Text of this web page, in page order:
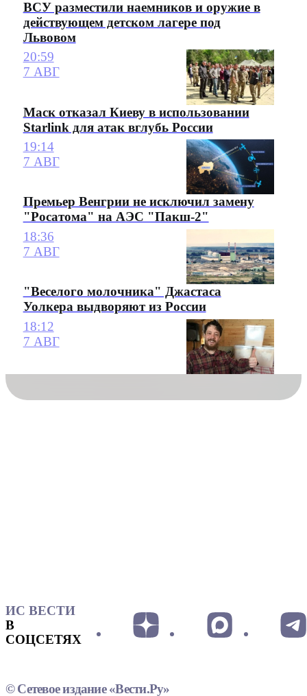
ВСУ разместили наемников и оружие в
действующем детском лагере под
Львовом
20:59
7 АВГ
Маск отказал Киеву в использовании
Starlink для атак вглубь России
19:14
7 АВГ
Премьер Венгрии не исключил замену
"Росатома" на АЭС "Пакш-2"
18:36
7 АВГ
"Веселого молочника" Джастаса
Уолкера выдворяют из России
18:12
7 АВГ
ИС ВЕСТИ
В
СОЦСЕТЯХ
© Сетевое издание «Вести.Ру»